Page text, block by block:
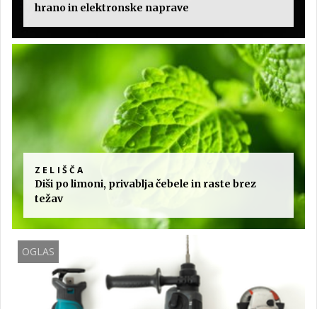
hrano in elektronske naprave
ZELIŠČA
Diši po limoni, privablja čebele in raste brez
težav
OGLAS